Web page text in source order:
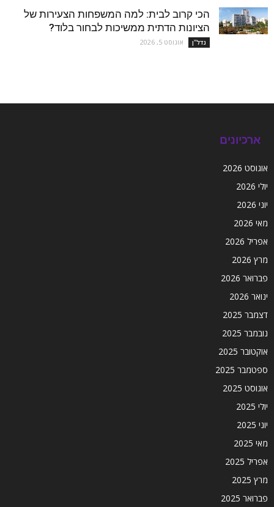
הכי קרוב לבית: למה המשפחות הצעירות של
הציונות הדתית ממשיכות לבחור בלוד?
נדל''ן אוגוסט 5, 2026
ארכיונים
אוגוסט 2026
יולי 2026
יוני 2026
מאי 2026
אפריל 2026
מרץ 2026
פברואר 2026
ינואר 2026
דצמבר 2025
נובמבר 2025
אוקטובר 2025
ספטמבר 2025
אוגוסט 2025
יולי 2025
יוני 2025
מאי 2025
אפריל 2025
מרץ 2025
פברואר 2025